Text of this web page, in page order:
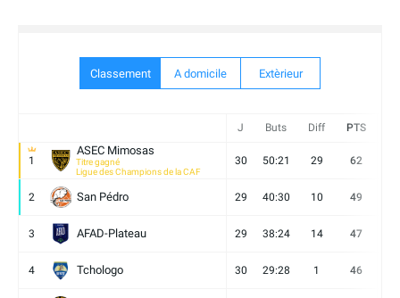
Classement A domicile Extèrieur
J Buts Diff PTS
1
ASEC Mimosas
Titre gagné
Ligue des Champions de la CAF
30 50:21 29 62
2 San Pédro 29 40:30 10 49
3 AFAD-Plateau 29 38:24 14 47
4 Tchologo 30 29:28 1 46